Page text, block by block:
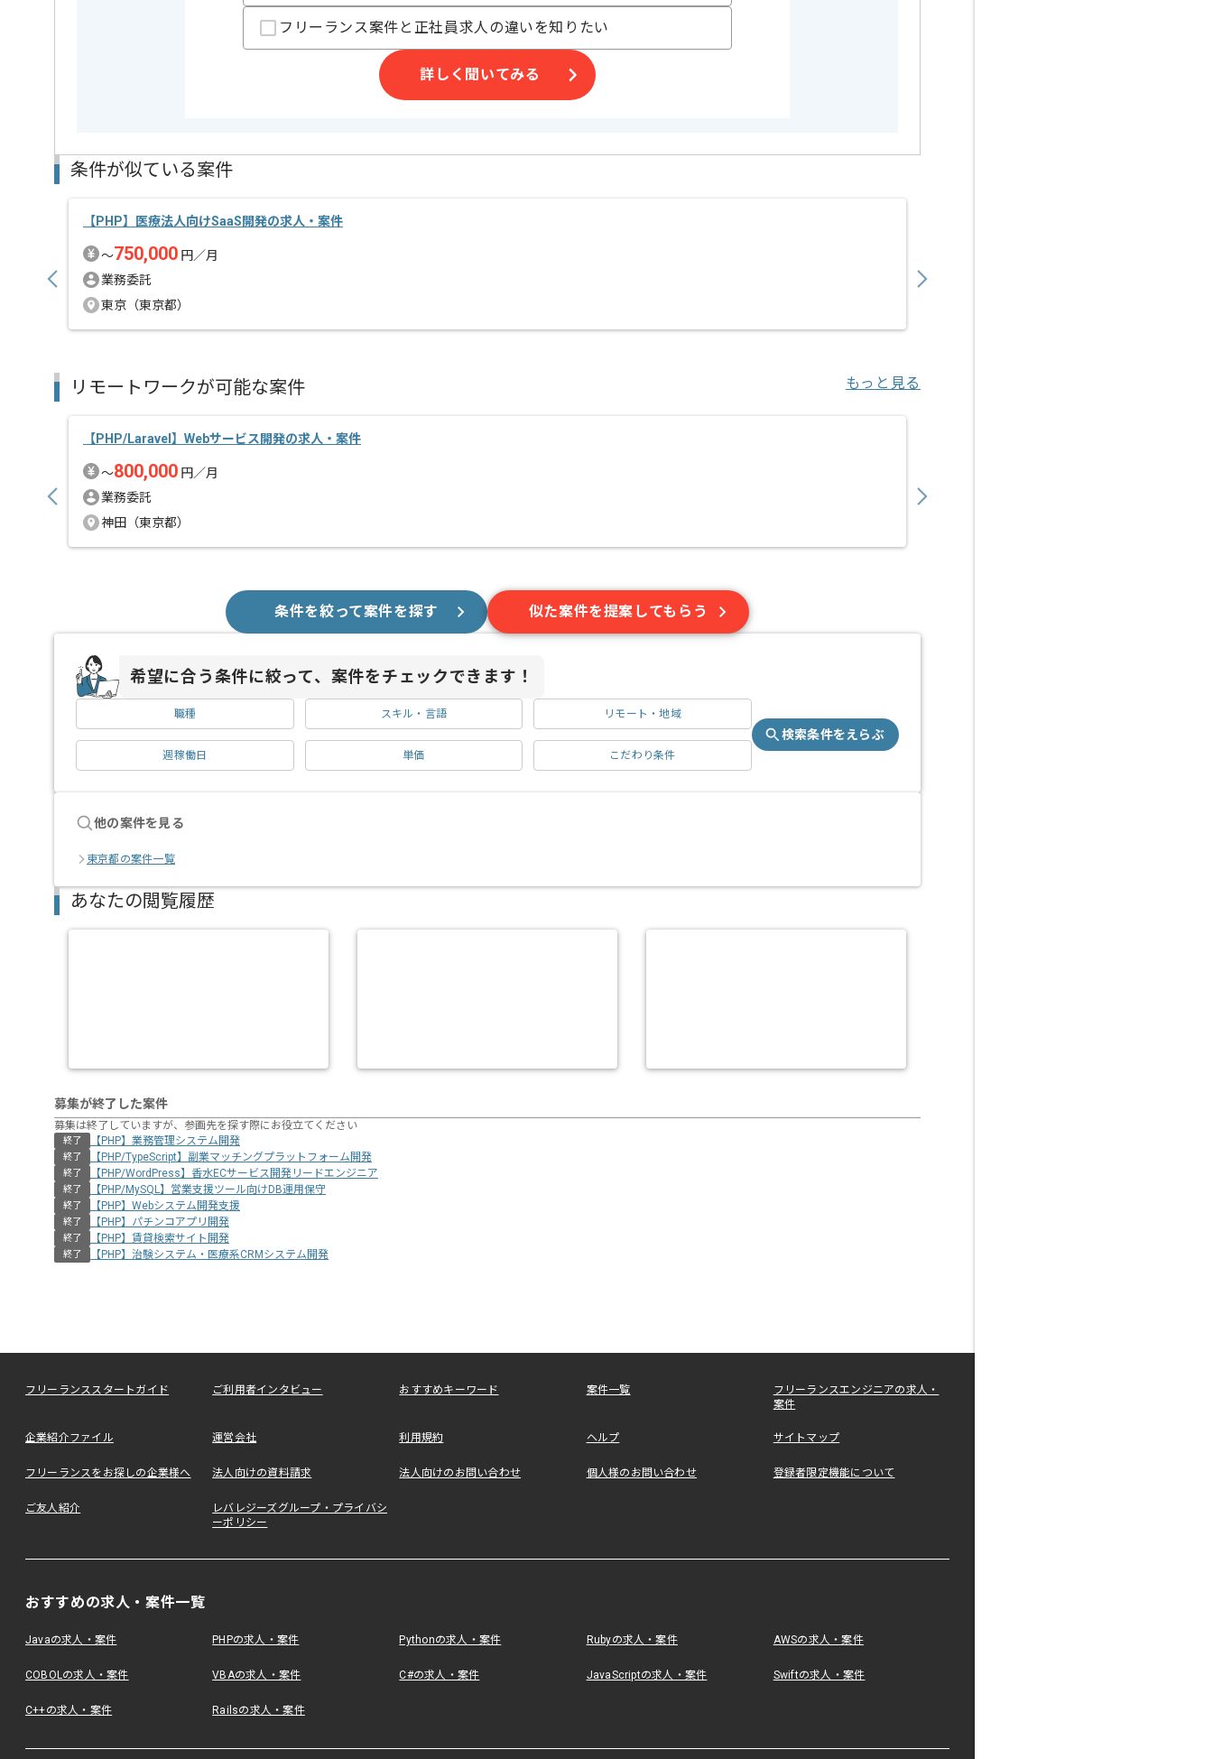
医療、介護、福祉施設向け経営管理SaaS:サービスを展開している企業でございます。
介護DX SaaSプロダクト開発案件に携わっていただきます。
Laravelのご経験を活かしたい方にお勧めです。
基本的には一部リモートでの作業を見込んでおります。
フリーランス案件と正社員求人の違いを知りたい
詳しく聞いてみる
条件が似ている案件
【PHP】医療法人向けSaaS開発の求人・案件
〜750,000 円／月
業務委託
東京（東京都）
リモートワークが可能な案件 もっと見る
【PHP/Laravel】Webサービス開発の求人・案件
〜800,000 円／月
業務委託
神田（東京都）
条件を絞って案件を探す 似た案件を提案してもらう
希望に合う条件に絞って、案件をチェックできます！
職種 スキル・言語 リモート・地域
週稼働日 単価 こだわり条件
検索条件をえらぶ
他の案件を見る
東京都の案件一覧
あなたの閲覧履歴
募集が終了した案件
募集は終了していますが、参画先を探す際にお役立てください
終了 【PHP】業務管理システム開発
終了 【PHP/TypeScript】副業マッチングプラットフォーム開発
終了 【PHP/WordPress】香水ECサービス開発リードエンジニア
終了 【PHP/MySQL】営業支援ツール向けDB運用保守
終了 【PHP】Webシステム開発支援
終了 【PHP】パチンコアプリ開発
終了 【PHP】賃貸検索サイト開発
終了 【PHP】治験システム・医療系CRMシステム開発
フリーランススタートガイド ご利用者インタビュー おすすめキーワード 案件一覧
フリーランスエンジニアの求人・
案件
企業紹介ファイル 運営会社 利用規約 ヘルプ サイトマップ
フリーランスをお探しの企業様へ 法人向けの資料請求 法人向けのお問い合わせ 個人様のお問い合わせ 登録者限定機能について
ご友人紹介
レバレジーズグループ・プライバシ
ーポリシー
おすすめの求人・案件一覧
Javaの求人・案件 PHPの求人・案件 Pythonの求人・案件 Rubyの求人・案件 AWSの求人・案件
COBOLの求人・案件 VBAの求人・案件 C#の求人・案件 JavaScriptの求人・案件 Swiftの求人・案件
C++の求人・案件 Railsの求人・案件